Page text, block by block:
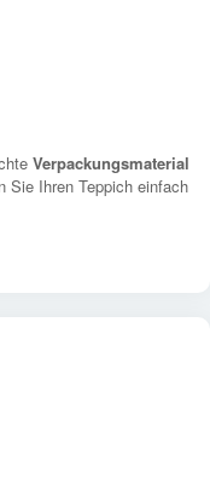
Verpackungsmaterial
Sie Ihren Teppich einfach